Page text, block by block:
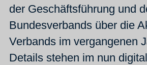
der Geschäftsführung und
Bundesverbands über die
Verbands im vergangenen
Details stehen im nun